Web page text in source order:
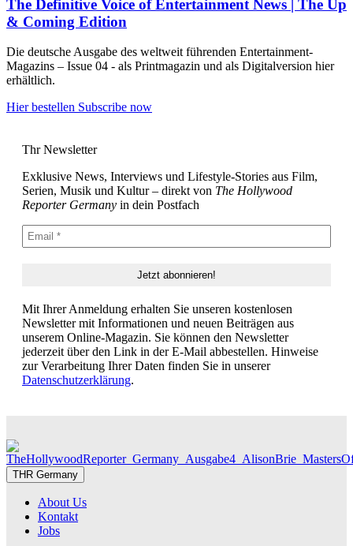
The Definitive Voice of Entertainment News | The Up
& Coming Edition
Die deutsche Ausgabe des weltweit führenden Entertainment-
Magazins – Issue 04 - als Printmagazin und als Digitalversion hier
erhältlich.
Hier bestellen Subscribe now
Thr Newsletter
Exklusive News, Interviews und Lifestyle-Stories aus Film,
Serien, Musik und Kultur – direkt von The Hollywood
Reporter Germany in dein Postfach
Mit Ihrer Anmeldung erhalten Sie unseren kostenlosen
Newsletter mit Informationen und neuen Beiträgen aus
unserem Online-Magazin. Sie können den Newsletter
jederzeit über den Link in der E-Mail abbestellen. Hinweise
zur Verarbeitung Ihrer Daten finden Sie in unserer
Datenschutzerklärung.
THR Germany
About Us
Kontakt
Jobs